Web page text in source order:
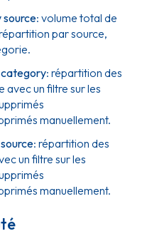
source: volume total de
par source,
category: répartition des
un filtre sur les
manuellement.
: répartition des
un filtre sur les
manuellement.